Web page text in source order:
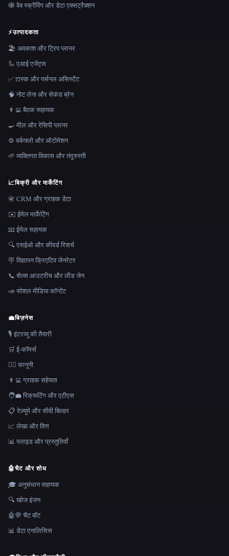
🕸️ वेब स्क्रैपिंग और डेटा एक्सट्रैक्शन
⚡उत्पादकता
🏖 अवकाश और ट्रिप प्लानर
🦾 एआई एजेंट्स
✅ टास्क और पर्सनल असिस्टेंट
🧠 नोट लेना और सेकंड ब्रेन
👨‍💻 बैठक सहायक
🍳 मील और रेसिपी प्लानर
⚙️ वर्कफ़्लो और ऑटोमेशन
🌱 व्यक्तिगत विकास और तंदुरुस्ती
📈बिक्री और मार्केटिंग
📇 CRM और ग्राहक डेटा
✉️ ईमेल मार्केटिंग
📧 ईमेल सहायक
🔍 एसईओ और कीवर्ड रिसर्च
🪧 विज्ञापन क्रिएटिव जेनरेटर
📞 सेल्स आउटरीच और लीड जेन
📣 सोशल मीडिया कॉन्टेंट
💼बिज़नेस
🎙️ इंटरव्यू की तैयारी
🛒 ई-कॉमर्स
👩‍⚖️ कानूनी
👨‍💻 ग्राहक सहेयता
🧑‍💼 रिक्रूटिंग और एटीएस
📋 रेज़्यूमे और सीवी बिल्डर
📈 लेखा और वित्त
📊 स्लाइड और प्रस्तुतियाँ
🤖चैट और शोध
🎓 अनुसंधान सहायक
🔍 खोज इंजन
🤖💬 चैट बॉट
📊 डेटा एनालिसिस